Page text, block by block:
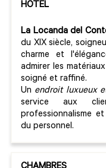
HÔTEL
La Locanda del
du XIX siècle,
charme et
admirer les
soigné et raffiné.
Un endroit luxueux
service aux
professionnalisme
du personnel.